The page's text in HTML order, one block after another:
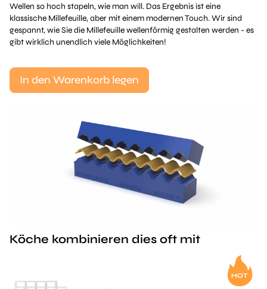
Wellen so hoch stapeln, wie man will. Das Ergebnis ist eine
klassische Millefeuille, aber mit einem modernen Touch. Wir sind
gespannt, wie Sie die Millefeuille wellenförmig gestalten werden - es
gibt wirklich unendlich viele Möglichkeiten!
In den Warenkorb legen
Köche kombinieren dies oft mit